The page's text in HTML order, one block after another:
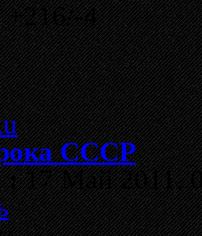
+216/-4
СССР
:17 Май 2011,